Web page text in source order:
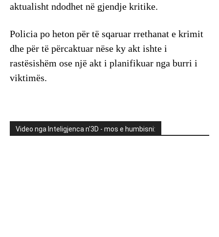
aktualisht ndodhet në gjendje kritike.
Policia po heton për të sqaruar rrethanat e krimit
dhe për të përcaktuar nëse ky akt ishte i
rastësishëm ose një akt i planifikuar nga burri i
viktimës.
Video nga Inteligjenca n'3D - mos e humbisni: